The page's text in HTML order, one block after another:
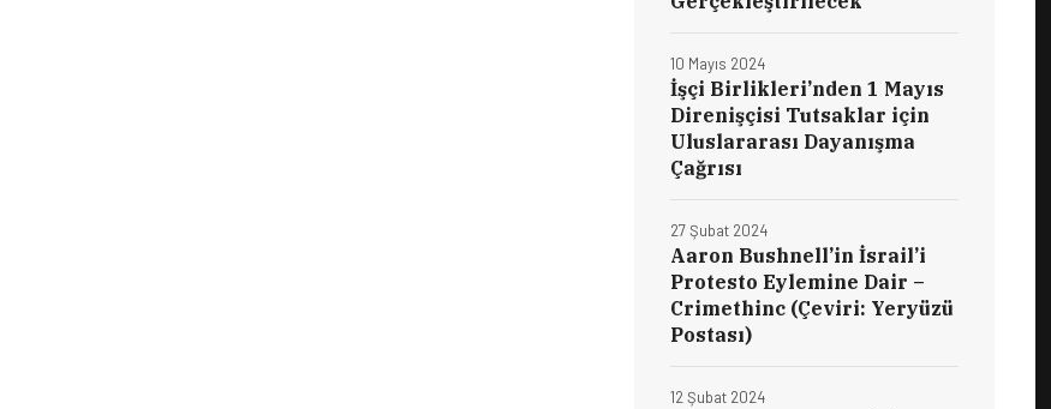
İşçi Birlikleri’nden 1 Mayıs
Direnişçisi Tutsaklar için
Uluslararası Dayanışma
Çağrısı
10 Mayıs 2024
Aaron Bushnell’in İsrail’i
Protesto Eylemine Dair –
Crimethinc (Çeviri: Yeryüzü
Postası)
27 Şubat 2024
12 Şubat 2024